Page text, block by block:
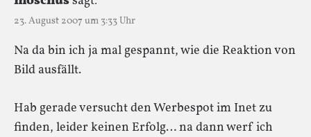
23. August 2007 um 3:33 Uhr
Na da bin ich ja mal gespannt, wie die Reaktion von
Bild ausfällt.
Hab gerade versucht den Werbespot im Inet zu
finden, leider keinen Erfolg… na dann werf ich